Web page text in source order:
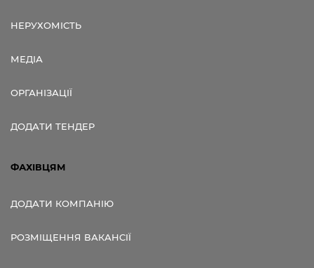
НЕРУХОМІСТЬ
МЕДІА
ОРГАНІЗАЦІЇ
ДОДАТИ ТЕНДЕР
ФАХІВЦЯМ
ДОДАТИ КОМПАНІЮ
РОЗМІЩЕННЯ ВАКАНСІЇ